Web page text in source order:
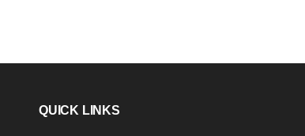
QUICK LINKS